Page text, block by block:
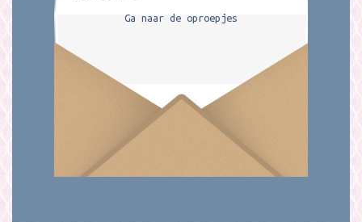
Ga naar de oproepjes